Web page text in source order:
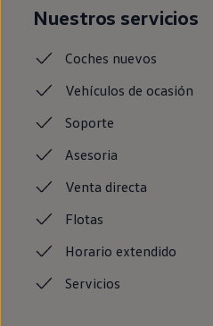
Nuestros servicios
Coches nuevos
Vehículos de ocasión
Soporte
Asesoria
Ventadirecta
Flotas
Horario extendido
Servicios